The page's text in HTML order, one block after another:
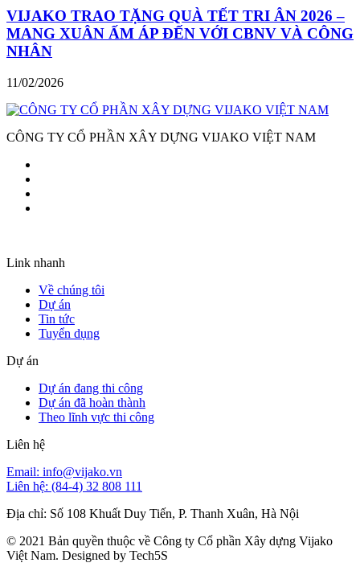
VIJAKO TRAO TẶNG QUÀ TẾT TRI ÂN 2026 –
MANG XUÂN ẤM ÁP ĐẾN VỚI CBNV VÀ CÔNG
NHÂN
11/02/2026
CÔNG TY CỔ PHẦN XÂY DỰNG VIJAKO VIỆT NAM
Link nhanh
Về chúng tôi
Dự án
Tin tức
Tuyển dụng
Dự án
Dự án đang thi công
Dự án đã hoàn thành
Theo lĩnh vực thi công
Liên hệ
Email: info@vijako.vn
Liên hệ: (84-4) 32 808 111
Địa chỉ: Số 108 Khuất Duy Tiến, P. Thanh Xuân, Hà Nội
© 2021 Bản quyền thuộc về Công ty Cổ phần Xây dựng Vijako
Việt Nam. Designed by Tech5S